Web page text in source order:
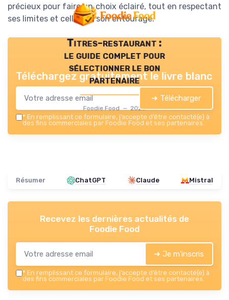
précieux pour faire un choix éclairé, tout en respectant
ses limites et celles de son entourage.
Titres-restaurant :
le guide complet pour
sélectionner le bon
partenaire
Foodie Food — 2026
Téléchargez gratuitement le livre blanc
➔ Télécharger
* En remplissant ce formulaire, j’accepte d’être contacté(e) à
des fins commerciales par Foodie Food et ses partenaires.
Résumer ChatGPT Claude Mistral
Recevez les dernières actualités de
Foodie Food
➔ Je m'inscris
* En remplissant ce formulaire, j’accepte d’être contacté(e) à
des fins commerciales par Foodie Food et ses partenaires.